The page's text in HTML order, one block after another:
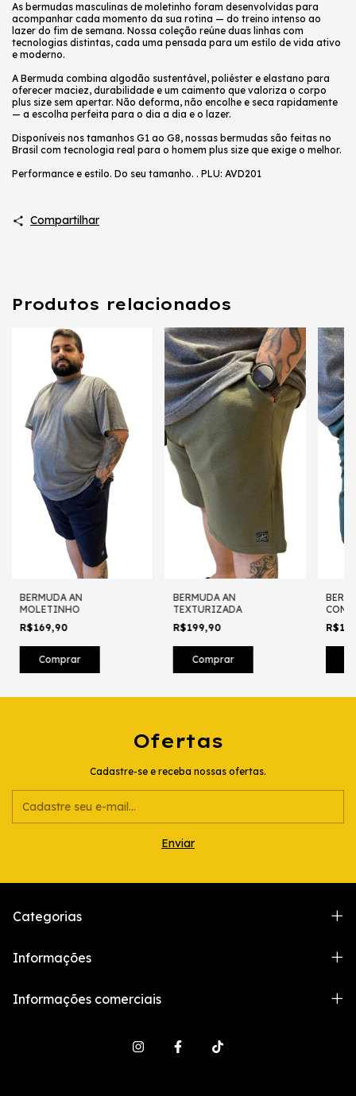
As bermudas masculinas de moletinho foram desenvolvidas para
acompanhar cada momento da sua rotina — do treino intenso ao
lazer do fim de semana. Nossa coleção reúne duas linhas com
tecnologias distintas, cada uma pensada para um estilo de vida ativo
e moderno.
A Bermuda combina algodão sustentável, poliéster e elastano para
oferecer maciez, durabilidade e um caimento que valoriza o corpo
plus size sem apertar. Não deforma, não encolhe e seca rapidamente
— a escolha perfeita para o dia a dia e o lazer.
Disponíveis nos tamanhos G1 ao G8, nossas bermudas são feitas no
Brasil com tecnologia real para o homem plus size que exige o melhor.
Performance e estilo. Do seu tamanho. . PLU: AVD201
Compartilhar
Produtos relacionados
BERMUDA AN
MOLETINHO
R$169,90
Comprar
BERMUDA AN
TEXTURIZADA
R$199,90
Comprar
COM
Ofertas
Cadastre-se e receba nossas ofertas.
Categorias
Informações
Informações comerciais